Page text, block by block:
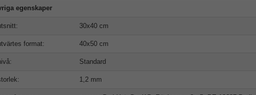
egenskaper
30x40 cm
format: 40x50 cm
Standard
1,2 mm